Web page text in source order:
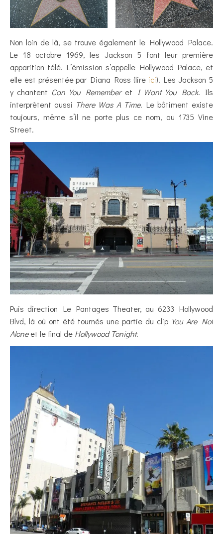
Non loin de là, se trouve également le Hollywood Palace.
Le 18 octobre 1969, les Jackson 5 font leur première
apparition télé. L’émission s’appelle Hollywood Palace, et
elle est présentée par Diana Ross (lire ici). Les Jackson 5
y chantent Can You Rememberet I Want You Back. Ils
interprètent aussi There Was A Time.Le bâtiment existe
toujours, même s’il ne porte plus ce nom, au 1735 Vine
Street.
Puis direction Le Pantages Theater, au 6233 Hollywood
Blvd, là où ont été tournés une partie du clip You Are Not
Aloneet le final de Hollywood Tonight.